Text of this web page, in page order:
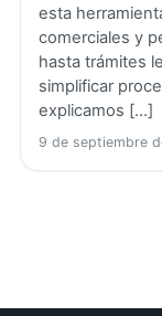
esta
comerciales y
hasta trámites
simplificar
explicamos […]
9 de septiembre